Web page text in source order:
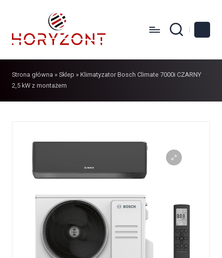
Strona główna » Sklep » Klimatyzator Bosch Climate 7000i CZARNY
2,5 kW z montażem